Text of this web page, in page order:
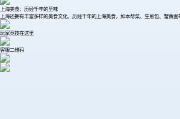
上海美食：历经千年的至味
上海还拥有丰富多样的美食文化。历经千年的上海美食，如本帮菜、生煎包、蟹黄
玩家竞技在这里
客服二维码